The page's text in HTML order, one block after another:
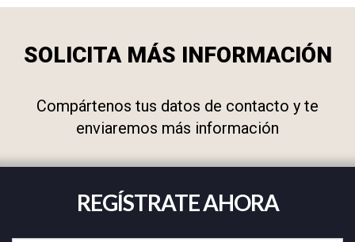
SOLICITA MÁS INFORMACIÓN
Compártenos tus datos de contacto y te
enviaremos más información
REGÍSTRATE AHORA